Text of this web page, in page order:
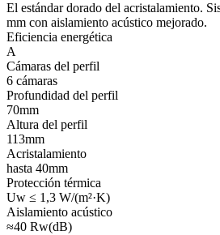
El estándar dorado del acristalamiento.
mm con aislamiento acústico mejorado.
Eficiencia energética
A
Cámaras del perfil
6 cámaras
Profundidad del perfil
70mm
Altura del perfil
113mm
Acristalamiento
hasta 40mm
Protección térmica
Uw ≤ 1,3 W/(m²·K)
Aislamiento acústico
≈40 Rw(dB)